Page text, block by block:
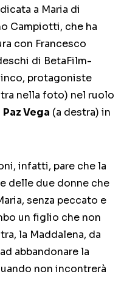
a Maria di
Campiotti, che ha
con Francesco
di BetaFilm-
protagoniste
nella foto) nel ruolo
Paz Vega (a destra) in
infatti, pare che la
delle due donne che
senza peccato e
un figlio che non
la Maddalena, da
abbandonare la
non incontrerà